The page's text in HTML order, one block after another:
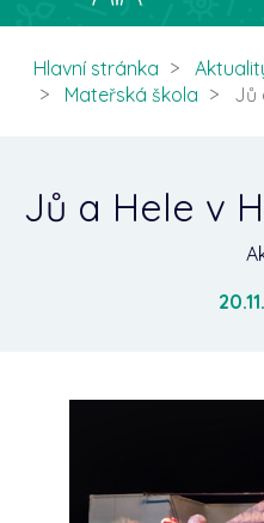
Hlavní stránka
Mateřská škola
Jů
Jů a Hele v